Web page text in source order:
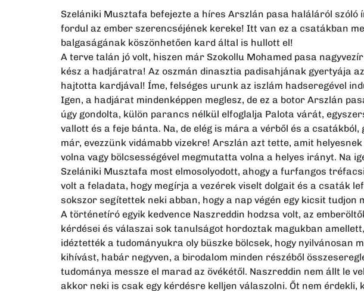
Szelániki Musztafa befejezte a híres Arszlán pasa haláláról
fordul az ember szerencséjének kereke! Itt van ez a csatákban
balgaságának köszönhetően kard által is hullott el!
A terve talán jó volt, hiszen már Szokollu Mohamed pasa
kész a hadjáratra! Az oszmán dinasztia padisahjának gyertyája
hajtotta kardjával! Íme, felséges urunk az iszlám hadseregével
Igen, a hadjárat mindenképpen meglesz, de ez a botor Arszlán
úgy gondolta, külön parancs nélkül elfoglalja Palota várát,
vallott és a feje bánta. Na, de elég is mára a vérből és a
már, evezzünk vidámabb vizekre! Arszlán azt tette, amit
volna vagy bölcsességével megmutatta volna a helyes irányt. Na
Szelániki Musztafa most elmosolyodott, ahogy a furfangos
volt a feladata, hogy megírja a vezérek viselt dolgait és a csaták
sokszor segítettek neki abban, hogy a nap végén egy kicsit
A történetíró egyik kedvence Naszreddin hodzsa volt, az
kérdései és válaszai sok tanulságot hordoztak magukban
idéztették a tudományukra oly büszke bölcsek, hogy nyilvánosan
kihívást, habár negyven, a birodalom minden részéből
tudománya messze el marad az övékétől. Naszreddin nem állt le
akkor neki is csak egy kérdésre kelljen válaszolni. Őt nem érdekli,